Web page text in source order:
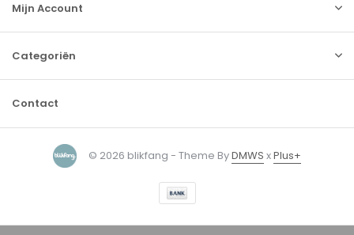
Mijn Account
Categoriën
Contact
© 2026 blikfang - Theme ByDMWS xPlus+